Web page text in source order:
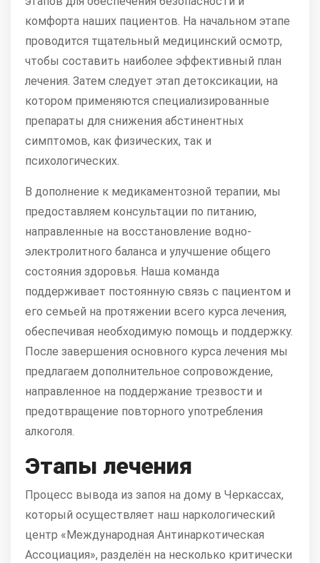
комфорта наших пациентов. На начальном этапе
проводится тщательный медицинский осмотр,
чтобы составить наиболее эффективный план
лечения. Затем следует этап детоксикации, на
котором применяются специализированные
препараты для снижения абстинентных
симптомов, как физических, так и
психологических.
В дополнение к медикаментозной терапии, мы
предоставляем консультации по питанию,
направленные на восстановление водно-
электролитного баланса и улучшение общего
состояния здоровья. Наша команда
поддерживает постоянную связь с пациентом и
его семьей на протяжении всего курса лечения,
обеспечивая необходимую помощь и поддержку.
После завершения основного курса лечения мы
предлагаем дополнительное сопровождение,
направленное на поддержание трезвости и
предотвращение повторного употребления
алкоголя.
Этапы лечения
Процесс вывода из запоя на дому в Черкассах,
который осуществляет наш наркологический
центр «Международная Антинаркотическая
Ассоциация», разделён на несколько критически